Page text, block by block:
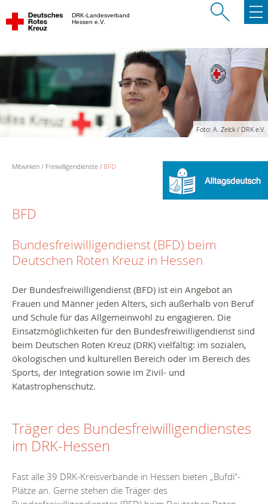
DRK-Landesverband
Hessen e.V.
Foto: A. Zelck / DRK e.V.
Mitwirken Freiwilligendienste BFD
BFD
Bundesfreiwilligendienst (BFD) beim
Deutschen Roten Kreuz in Hessen
Der Bundesfreiwilligendienst (BFD) ist ein Angebot an
Frauen und Männer jeden Alters, sich außerhalb von Beruf
und Schule für das Allgemeinwohl zu engagieren. Die
Einsatzmöglichkeiten für den Bundesfreiwilligendienst sind
beim Deutschen Roten Kreuz (DRK) vielfältig: im sozialen,
ökologischen und kulturellen Bereich oder im Bereich des
Sports, der Integration sowie im Zivil- und
Katastrophenschutz.
Träger des Bundesfreiwilligendienstes
im DRK-Hessen
Fast alle 39 DRK-Kreisverbände in Hessen bieten „Bufdi“-
Plätze an. Gerne stehen die Träger des